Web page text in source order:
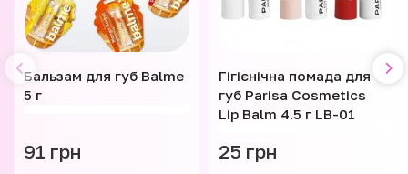
Бальзам для губ Balme
5 г
91 грн
Гігієнічна помада для
губ Parisa Cosmetics
Lip Balm 4.5 г LB-01
25 грн